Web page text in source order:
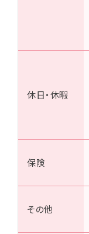
休日・休暇
保険
その他